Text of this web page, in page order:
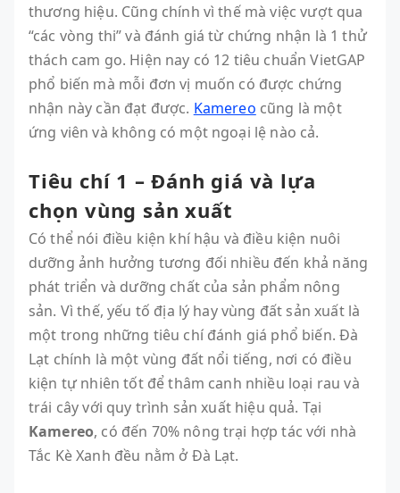
thương hiệu. Cũng chính vì thế mà việc vượt qua
“các vòng thi” và đánh giá từ chứng nhận là 1 thử
thách cam go. Hiện nay có 12 tiêu chuẩn VietGAP
phổ biến mà mỗi đơn vị muốn có được chứng
nhận này cần đạt được. Kamereo cũng là một
ứng viên và không có một ngoại lệ nào cả.
Tiêu chí 1 – Đánh giá và lựa
chọn vùng sản xuất
Có thể nói điều kiện khí hậu và điều kiện nuôi
dưỡng ảnh hưởng tương đối nhiều đến khả năng
phát triển và dưỡng chất của sản phẩm nông
sản. Vì thế, yếu tố địa lý hay vùng đất sản xuất là
một trong những tiêu chí đánh giá phổ biến. Đà
Lạt chính là một vùng đất nổi tiếng, nơi có điều
kiện tự nhiên tốt để thâm canh nhiều loại rau và
trái cây với quy trình sản xuất hiệu quả. Tại
Kamereo, có đến 70% nông trại hợp tác với nhà
Tắc Kè Xanh đều nằm ở Đà Lạt.